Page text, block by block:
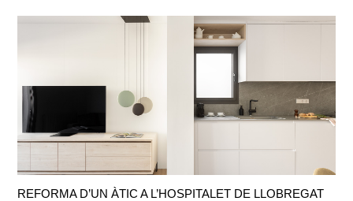
REFORMA D’UN ÀTIC A L’HOSPITALET DE LLOBREGAT